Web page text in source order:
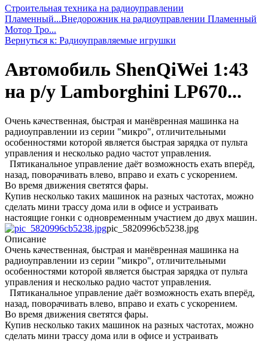
Строительная техника на радиоуправлении
Пламенный...Внедорожник на радиоуправлении Пламенный
Мотор Тро...
Вернуться к: Радиоуправляемые игрушки
Автомобиль ShenQiWei 1:43
на р/у Lamborghini LP670...
Очень качественная, быстрая и манёвренная машинка на
радиоуправлении из серии "микро", отличительными
особенностями которой является быстрая зарядка от пульта
управления и несколько радио частот управления.
Пятиканальное управление даёт возможность ехать вперёд,
назад, поворачивать влево, вправо и ехать с ускорением.
Во время движения светятся фары.
Купив несколько таких машинок на разных частотах, можно
сделать мини трассу дома или в офисе и устраивать
настоящие гонки с одновременным участием до двух машин.
pic_5820996cb5238.jpg
Описание
Очень качественная, быстрая и манёвренная машинка на
радиоуправлении из серии "микро", отличительными
особенностями которой является быстрая зарядка от пульта
управления и несколько радио частот управления.
Пятиканальное управление даёт возможность ехать вперёд,
назад, поворачивать влево, вправо и ехать с ускорением.
Во время движения светятся фары.
Купив несколько таких машинок на разных частотах, можно
сделать мини трассу дома или в офисе и устраивать